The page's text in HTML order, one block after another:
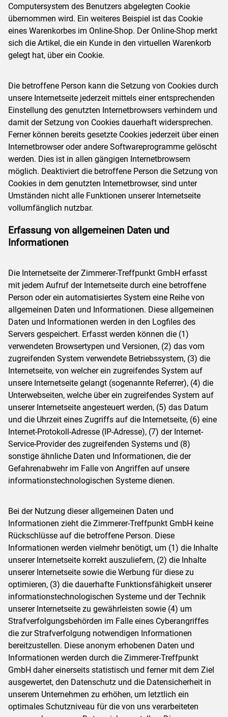
Computersystem des Benutzers abgelegten Cookie
übernommen wird. Ein weiteres Beispiel ist das Cookie
eines Warenkorbes im Online-Shop. Der Online-Shop merkt
sich die Artikel, die ein Kunde in den virtuellen Warenkorb
gelegt hat, über ein Cookie.
Die betroffene Person kann die Setzung von Cookies durch
unsere Internetseite jederzeit mittels einer entsprechenden
Einstellung des genutzten Internetbrowsers verhindern und
damit der Setzung von Cookies dauerhaft widersprechen.
Ferner können bereits gesetzte Cookies jederzeit über einen
Internetbrowser oder andere Softwareprogramme gelöscht
werden. Dies ist in allen gängigen Internetbrowsern
möglich. Deaktiviert die betroffene Person die Setzung von
Cookies in dem genutzten Internetbrowser, sind unter
Umständen nicht alle Funktionen unserer Internetseite
vollumfänglich nutzbar.
Erfassung von allgemeinen Daten und
Informationen
Die Internetseite der Zimmerer-Treffpunkt GmbH erfasst
mit jedem Aufruf der Internetseite durch eine betroffene
Person oder ein automatisiertes System eine Reihe von
allgemeinen Daten und Informationen. Diese allgemeinen
Daten und Informationen werden in den Logfiles des
Servers gespeichert. Erfasst werden können die (1)
verwendeten Browsertypen und Versionen, (2) das vom
zugreifenden System verwendete Betriebssystem, (3) die
Internetseite, von welcher ein zugreifendes System auf
unsere Internetseite gelangt (sogenannte Referrer), (4) die
Unterwebseiten, welche über ein zugreifendes System auf
unserer Internetseite angesteuert werden, (5) das Datum
und die Uhrzeit eines Zugriffs auf die Internetseite, (6) eine
Internet-Protokoll-Adresse (IP-Adresse), (7) der Internet-
Service-Provider des zugreifenden Systems und (8)
sonstige ähnliche Daten und Informationen, die der
Gefahrenabwehr im Falle von Angriffen auf unsere
informationstechnologischen Systeme dienen.
Bei der Nutzung dieser allgemeinen Daten und
Informationen zieht die Zimmerer-Treffpunkt GmbH keine
Rückschlüsse auf die betroffene Person. Diese
Informationen werden vielmehr benötigt, um (1) die Inhalte
unserer Internetseite korrekt auszuliefern, (2) die Inhalte
unserer Internetseite sowie die Werbung für diese zu
optimieren, (3) die dauerhafte Funktionsfähigkeit unserer
informationstechnologischen Systeme und der Technik
unserer Internetseite zu gewährleisten sowie (4) um
Strafverfolgungsbehörden im Falle eines Cyberangriffes
die zur Strafverfolgung notwendigen Informationen
bereitzustellen. Diese anonym erhobenen Daten und
Informationen werden durch die Zimmerer-Treffpunkt
GmbH daher einerseits statistisch und ferner mit dem Ziel
ausgewertet, den Datenschutz und die Datensicherheit in
unserem Unternehmen zu erhöhen, um letztlich ein
optimales Schutzniveau für die von uns verarbeiteten